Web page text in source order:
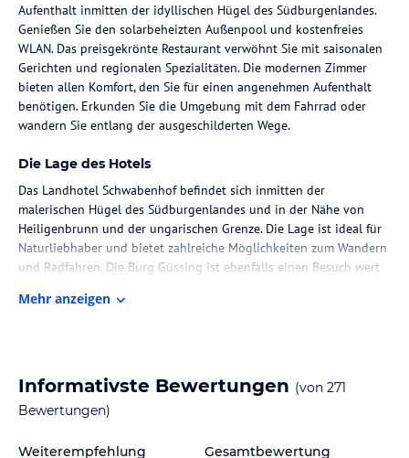
Aufenthalt inmitten der idyllischen Hügel des Südburgenlandes.
Genießen Sie den solarbeheizten Außenpool und kostenfreies
WLAN. Das preisgekrönte Restaurant verwöhnt Sie mit saisonalen
Gerichten und regionalen Spezialitäten. Die modernen Zimmer
bieten allen Komfort, den Sie für einen angenehmen Aufenthalt
benötigen. Erkunden Sie die Umgebung mit dem Fahrrad oder
wandern Sie entlang der ausgeschilderten Wege.
Die Lage des Hotels
Das Landhotel Schwabenhof befindet sich inmitten der
malerischen Hügel des Südburgenlandes und in der Nähe von
Heiligenbrunn und der ungarischen Grenze. Die Lage ist ideal für
Naturliebhaber und bietet zahlreiche Möglichkeiten zum Wandern
und Radfahren. Die Burg Güssing ist ebenfalls einen Besuch wert
Flachbild-TV mit Sat-Empfang und ein eigenes Badezimmer mit
Haartrockner. Kostenfreies WLAN ist ebenfalls vorhanden.
Gastronomie im Hotel
Mehr anzeigen
Informativste Bewertungen (von 271
Bewertungen)
Weiterempfehlung Gesamtbewertung